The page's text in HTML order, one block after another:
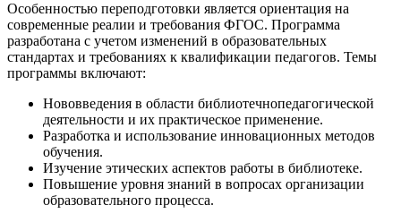
Особенностью переподготовки является ориентация на
современные реалии и требования ФГОС. Программа
разработана с учетом изменений в образовательных
стандартах и требованиях к квалификации педагогов. Темы
программы включают:
Нововведения в области библиотечнопедагогической
деятельности и их практическое применение.
Разработка и использование инновационных методов
обучения.
Изучение этических аспектов работы в библиотеке.
Повышение уровня знаний в вопросах организации
образовательного процесса.